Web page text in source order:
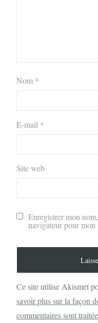
Nom *
E-mail *
Site web
Enregistrer mon
navigateur pour
Ce site utilise Akismet
savoir plus sur la façon
commentaires sont